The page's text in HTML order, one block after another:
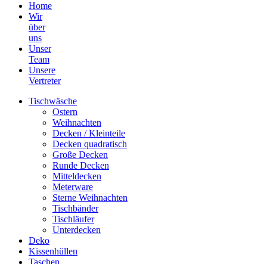
Home
Wir
über
uns
Unser
Team
Unsere
Vertreter
Tischwäsche
Ostern
Weihnachten
Decken / Kleinteile
Decken quadratisch
Große Decken
Runde Decken
Mitteldecken
Meterware
Sterne Weihnachten
Tischbänder
Tischläufer
Unterdecken
Deko
Kissenhüllen
Taschen